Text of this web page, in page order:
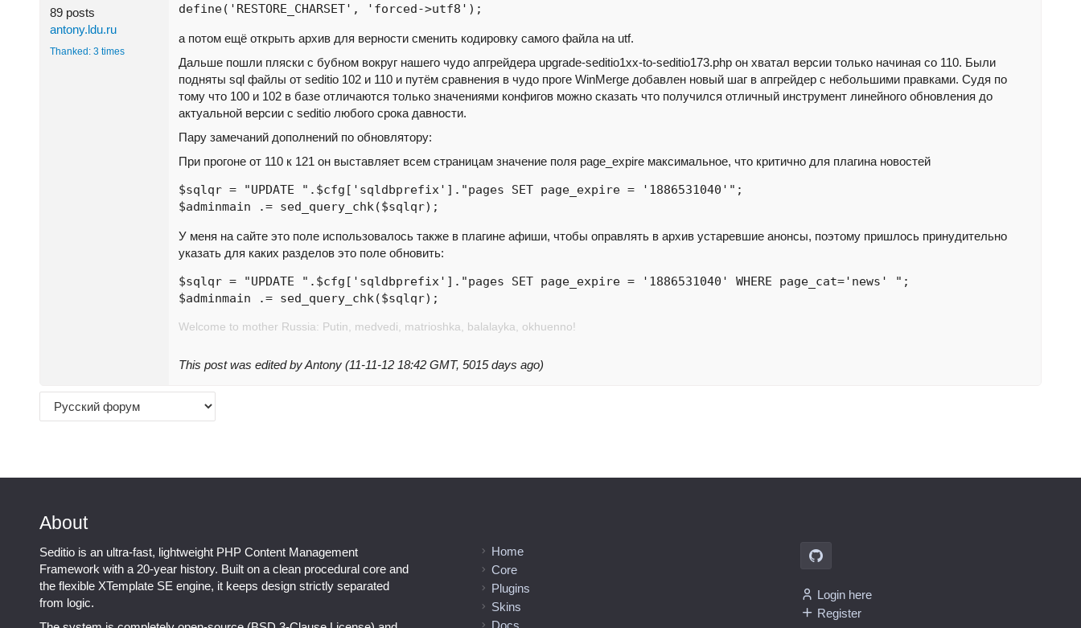
89 posts
antony.ldu.ru
Thanked: 3 times
define('RESTORE_CHARSET', 'forced->utf8');
а потом ещё открыть архив для верности сменить кодировку самого файла на utf.
Дальше пошли пляски с бубном вокруг нашего чудо апгрейдера upgrade-seditio1xx-to-seditio173.php он хватал версии только начиная со 110. Были
подняты sql файлы от seditio 102 и 110 и путём сравнения в чудо проге WinMerge добавлен новый шаг в апгрейдер с небольшими правками. Судя по
тому что 100 и 102 в базе отличаются только значениями конфигов можно сказать что получился отличный инструмент линейного обновления до
актуальной версии с seditio любого срока давности.
Пару замечаний дополнений по обновлятору:
При прогоне от 110 к 121 он выставляет всем страницам значение поля page_expire максимальное, что критично для плагина новостей
$sqlqr = "UPDATE ".$cfg['sqldbprefix']."pages SET page_expire = '1886531040'";
$adminmain .= sed_query_chk($sqlqr);
У меня на сайте это поле использовалось также в плагине афиши, чтобы оправлять в архив устаревшие анонсы, поэтому пришлось принудительно
указать для каких разделов это поле обновить:
$sqlqr = "UPDATE ".$cfg['sqldbprefix']."pages SET page_expire = '1886531040' WHERE page_cat='news' ";
$adminmain .= sed_query_chk($sqlqr);
Welcome to mother Russia: Putin, medvedi, matrioshka, balalayka, okhuenno!
This post was edited by Antony (11-11-12 18:42 GMT, 5015 days ago)
About
Seditio is an ultra-fast, lightweight PHP Content Management
Framework with a 20-year history. Built on a clean procedural core and
the flexible XTemplate SE engine, it keeps design strictly separated
from logic.
Home
Core
Plugins
Skins
Login here
Register